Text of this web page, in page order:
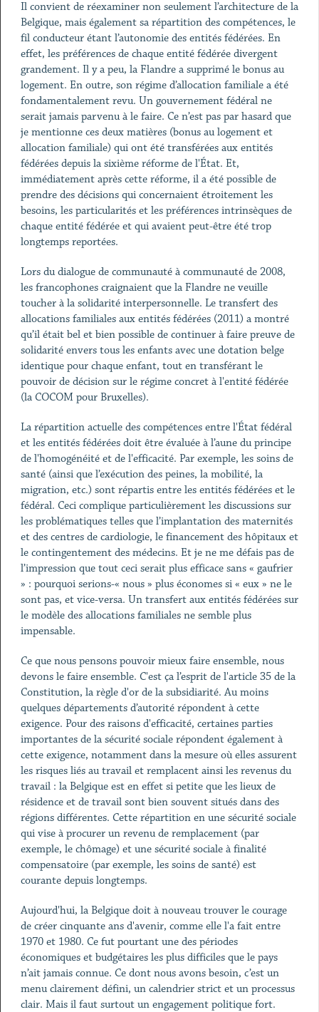
Il convient de réexaminer non seulement l’architecture de la
Belgique, mais également sa répartition des compétences, le
fil conducteur étant l’autonomie des entités fédérées. En
effet, les préférences de chaque entité fédérée divergent
grandement. Il y a peu, la Flandre a supprimé le bonus au
logement. En outre, son régime d’allocation familiale a été
fondamentalement revu. Un gouvernement fédéral ne
serait jamais parvenu à le faire. Ce n’est pas par hasard que
je mentionne ces deux matières (bonus au logement et
allocation familiale) qui ont été transférées aux entités
fédérées depuis la sixième réforme de l'État. Et,
immédiatement après cette réforme, il a été possible de
prendre des décisions qui concernaient étroitement les
besoins, les particularités et les préférences intrinsèques de
chaque entité fédérée et qui avaient peut-être été trop
longtemps reportées.
Lors du dialogue de communauté à communauté de 2008,
les francophones craignaient que la Flandre ne veuille
toucher à la solidarité interpersonnelle. Le transfert des
allocations familiales aux entités fédérées (2011) a montré
qu’il était bel et bien possible de continuer à faire preuve de
solidarité envers tous les enfants avec une dotation belge
identique pour chaque enfant, tout en transférant le
pouvoir de décision sur le régime concret à l'entité fédérée
(la COCOM pour Bruxelles).
La répartition actuelle des compétences entre l'État fédéral
et les entités fédérées doit être évaluée à l’aune du principe
de l'homogénéité et de l'efficacité. Par exemple, les soins de
santé (ainsi que l’exécution des peines, la mobilité, la
migration, etc.) sont répartis entre les entités fédérées et le
fédéral. Ceci complique particulièrement les discussions sur
les problématiques telles que l’implantation des maternités
et des centres de cardiologie, le financement des hôpitaux et
le contingentement des médecins. Et je ne me défais pas de
l’impression que tout ceci serait plus efficace sans « gaufrier
» : pourquoi serions-« nous » plus économes si « eux » ne le
sont pas, et vice-versa. Un transfert aux entités fédérées sur
le modèle des allocations familiales ne semble plus
impensable.
Ce que nous pensons pouvoir mieux faire ensemble, nous
devons le faire ensemble. C'est ça l’esprit de l'article 35 de la
Constitution, la règle d'or de la subsidiarité. Au moins
quelques départements d’autorité répondent à cette
exigence. Pour des raisons d'efficacité, certaines parties
importantes de la sécurité sociale répondent également à
cette exigence, notamment dans la mesure où elles assurent
les risques liés au travail et remplacent ainsi les revenus du
travail : la Belgique est en effet si petite que les lieux de
résidence et de travail sont bien souvent situés dans des
régions différentes. Cette répartition en une sécurité sociale
qui vise à procurer un revenu de remplacement (par
exemple, le chômage) et une sécurité sociale à finalité
compensatoire (par exemple, les soins de santé) est
courante depuis longtemps.
Aujourd'hui, la Belgique doit à nouveau trouver le courage
de créer cinquante ans d'avenir, comme elle l'a fait entre
1970 et 1980. Ce fut pourtant une des périodes
économiques et budgétaires les plus difficiles que le pays
n’ait jamais connue. Ce dont nous avons besoin, c’est un
menu clairement défini, un calendrier strict et un processus
clair. Mais il faut surtout un engagement politique fort.